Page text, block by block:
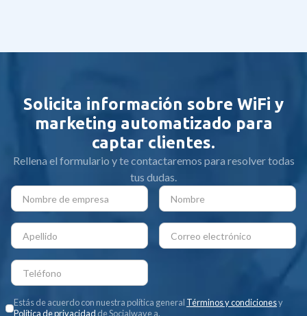
Solicita información sobre WiFi y
marketing automatizado para
captar clientes.
Rellena el formulario y te contactaremos para resolver todas
tus dudas.
Estás de acuerdo con nuestra política general Términos y condicionesy
Política de privacidad de Socialwave a.